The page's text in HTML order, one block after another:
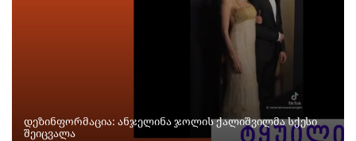
დეზინფორმაცია: ანჯელინა ჯოლის ქალიშვილმა სქესი
შეიცვალა